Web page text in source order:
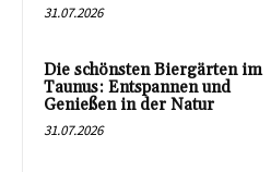
31.07.2026
Die schönsten Biergärten im
Taunus: Entspannen und
Genießen in der Natur
31.07.2026